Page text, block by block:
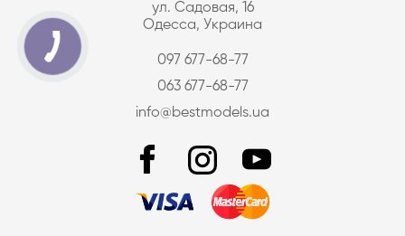
ул. Садовая, 16
Одесса, Украина
097 677-68-77
063 677-68-77
info@bestmodels.ua